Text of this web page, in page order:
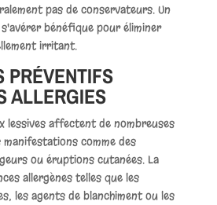
pas de conservateurs. Un
bénéfique pour éliminer
irritant.
PRÉVENTIFS
ALLERGIES
lessives affectent de nombreuses
manifestations comme des
ou éruptions cutanées. La
allergènes telles que les
les agents de blanchiment ou les